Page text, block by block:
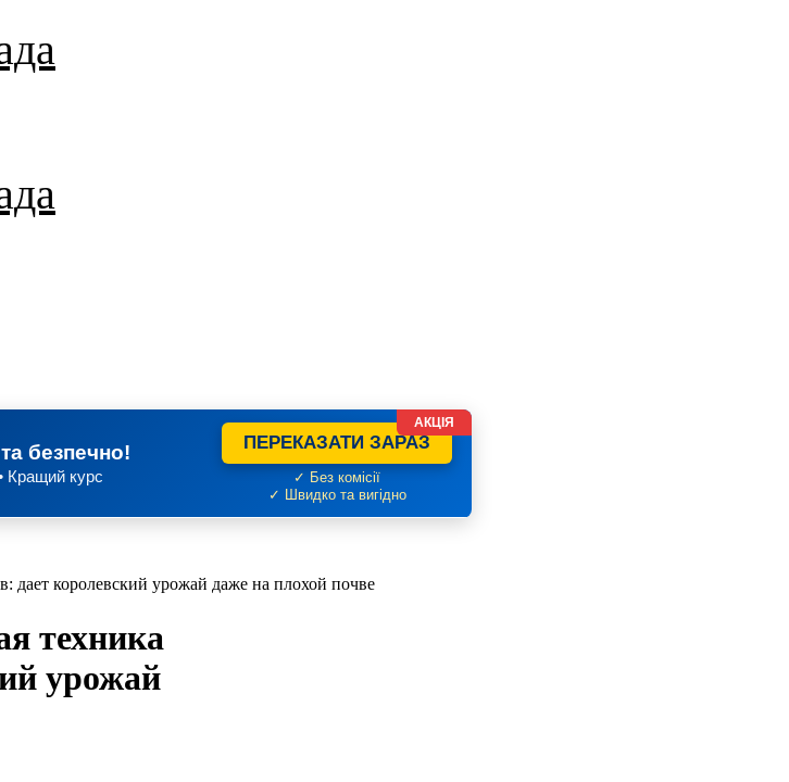
безпечно!
Кращий курс
ПЕРЕКАЗАТИ ЗАРАЗ
✓ Без комісії
✓ Швидко та вигідно
АКЦІЯ
дает королевский урожай даже на плохой почве
техника
урожай